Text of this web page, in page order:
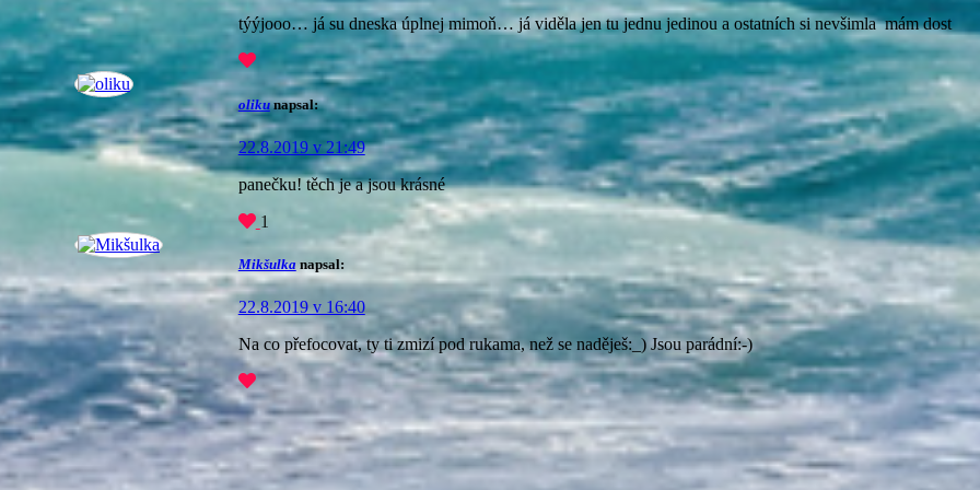
týýjooo… já su dneska úplnej mimoň… já viděla jen tu jednu jedinou a ostatních si nevšimlamám dost
oliku napsal:
22.8.2019 v 21:49
panečku! těch je a jsou krásné
1
Mikšulka napsal:
22.8.2019 v 16:40
Na co přefocovat, ty ti zmizí pod rukama, než se naděješ:_) Jsou parádní:-)